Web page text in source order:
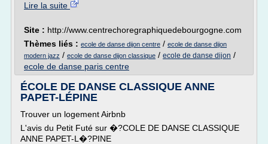
Lire la suite
Site : http://www.centrechoregraphiquedebourgogne.com
Thèmes liés : ecole de danse dijon centre / ecole de danse dijon
modern jazz / ecole de danse dijon classique / ecole de danse dijon /
ecole de danse paris centre
ÉCOLE DE DANSE CLASSIQUE ANNE
PAPET-LÉPINE
Trouver un logement Airbnb
L'avis du Petit Futé sur �?COLE DE DANSE CLASSIQUE
ANNE PAPET-L�?PINE